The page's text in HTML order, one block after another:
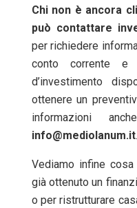
Chi non è ancora
può contattare
per richiedere
conto corrente e
d’investimento
ottenere un
informazioni
info@mediolanum.it.
Vediamo infine
già ottenuto un
o per ristrutturare